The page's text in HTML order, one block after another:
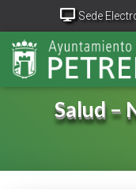
Sede
Portal
Salud –